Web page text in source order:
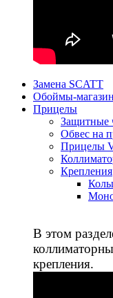
Замена SCATT
Обоймы-
Прицелы
Защитные
Обвес на
Прицелы
Крепления
В этом
крепления.